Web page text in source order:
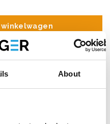
About
winkelwagen
offerte
favorieten